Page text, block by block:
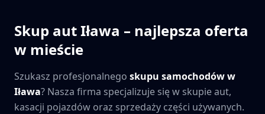
Skup autIława – najlepsza oferta
w mieście
Szukasz profesjonalnego skupu samochodów w
Iława? Nasza firma specjalizuje się w skupie aut,
kasacji pojazdów oraz sprzedaży części używanych.